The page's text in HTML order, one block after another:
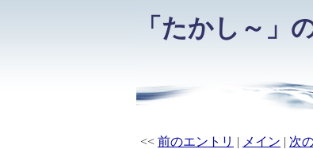
「たかし～」
<< 前のエントリ | メイン | 次